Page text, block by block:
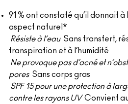
91 % ont constaté qu’il donnait à
aspect naturel*
Résiste à l’eau Sans transfert,
transpiration et à l’humidité
Ne provoque pas d’acné et
pores Sans corps gras
SPF 15 pour une protection à
contre les rayons UVConvient